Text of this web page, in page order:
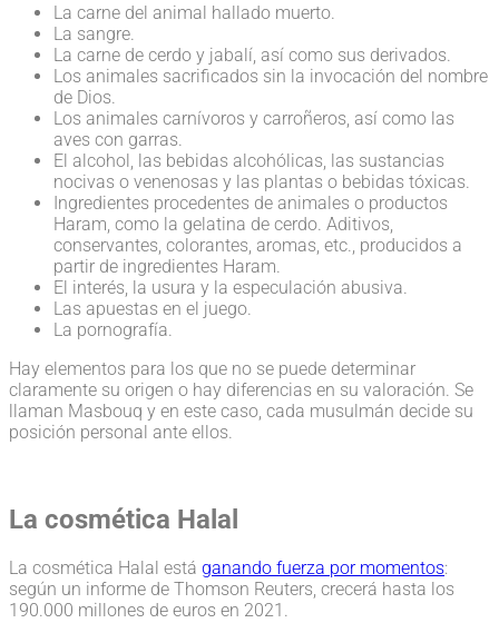
La carne del animal hallado muerto.
La sangre.
La carne de cerdo y jabalí, así como sus derivados.
Los animales sacrificados sin la invocación del nombre
de Dios.
Los animales carnívoros y carroñeros, así como las
aves con garras.
El alcohol, las bebidas alcohólicas, las sustancias
nocivas o venenosas y las plantas o bebidas tóxicas.
Ingredientes procedentes de animales o productos
Haram, como la gelatina de cerdo. Aditivos,
conservantes, colorantes, aromas, etc., producidos a
partir de ingredientes Haram.
El interés, la usura y la especulación abusiva.
Las apuestas en el juego.
La pornografía.
Hay elementos para los que no se puede determinar
claramente su origen o hay diferencias en su valoración. Se
llaman Masbouq y en este caso, cada musulmán decide su
posición personal ante ellos.
La cosmética Halal
La cosmética Halal está ganando fuerza por momentos:
según un informe de Thomson Reuters, crecerá hasta los
190.000 millones de euros en 2021.